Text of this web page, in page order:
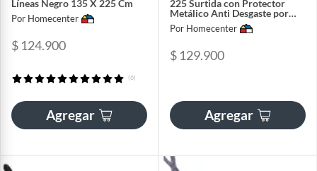
Líneas Negro 135 X 225 Cm
Por Homecenter
$ 124.900
(6)
Agregar
225 Surtida con Protector
Metálico Anti Desgaste por
Rozamiento
Por Homecenter
$ 129.900
Agregar